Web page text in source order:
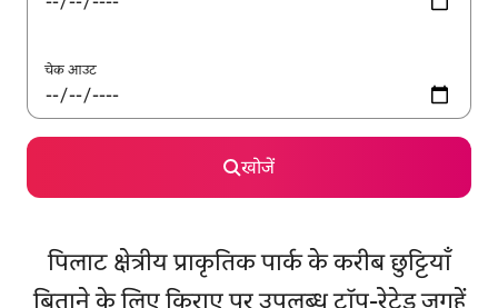
चेक आउट
खोजें
पिलाट क्षेत्रीय प्राकृतिक पार्क के करीब छुट्टियाँ
बिताने के लिए किराए पर उपलब्ध टॉप-रेटेड जगहें